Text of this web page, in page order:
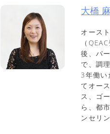
大橋
オース
（
後、パ
で、調
3年働い
てオー
ス、ゴ
ら、都
ンセリ